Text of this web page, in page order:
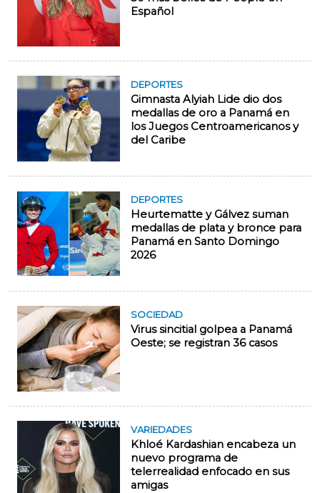
Español
DEPORTES
Gimnasta Alyiah Lide dio dos
medallas de oro a Panamá en
los Juegos Centroamericanos y
del Caribe
DEPORTES
Heurtematte y Gálvez suman
medallas de plata y bronce para
Panamá en Santo Domingo
2026
SOCIEDAD
Virus sincitial golpea a Panamá
Oeste; se registran 36 casos
VARIEDADES
Khloé Kardashian encabeza un
nuevo programa de
telerrealidad enfocado en sus
amigas